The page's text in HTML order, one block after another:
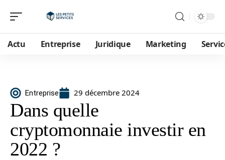
Actu Entreprise Juridique Marketing
Entreprise 29 décembre 2024
Dans quelle
cryptomonnaie investir en
2022 ?